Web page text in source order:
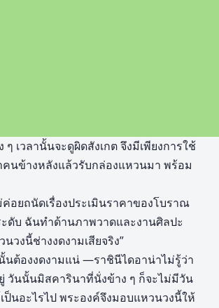
ๆ เวลานั้นจะดูผิดสังเกต จึงมีเพียงการใช้
คนข้างหลังแล้วรับกล่องแหวนมา พร้อม
ค่อยถนัดเรื่องประเมินราคาของโบราณ
ะดับ ฉันทำด้านภาพวาดและงานศิลปะ
วงนี้ช่างงดงามเสียจริง”
ต้องงดงามแน่ —ราชินีไดอาน่าไม่รู้ว่า
วันนั้นมิสคารินาที่นั่งข้าง ๆ ก็จะไม่มีวัน
ป็นอะไรไป พระองค์จึงมอบแหวนวงนี้ให้